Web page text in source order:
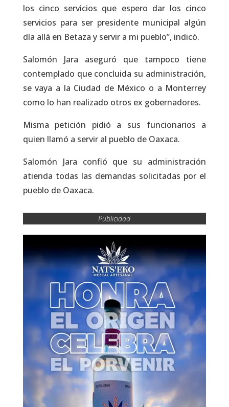
los cinco servicios que espero dar los cinco
servicios para ser presidente municipal algún
día allá en Betaza y servir a mi pueblo”, indicó.
Salomón Jara aseguró que tampoco tiene
contemplado que concluida su administración,
se vaya a la Ciudad de México o a Monterrey
como lo han realizado otros ex gobernadores.
Misma petición pidió a sus funcionarios a
quien llamó a servir al pueblo de Oaxaca.
Salomón Jara confió que su administración
atienda todas las demandas solicitadas por el
pueblo de Oaxaca.
Publicidad